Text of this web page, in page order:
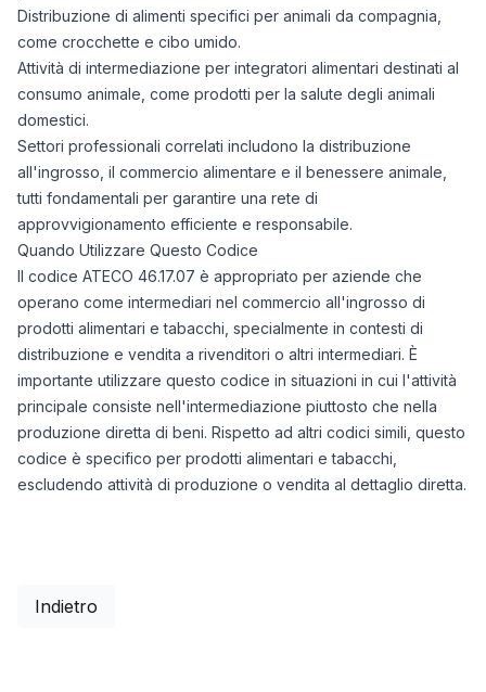
Distribuzione di alimenti specifici per animali da compagnia,
come crocchette e cibo umido.
Attività di intermediazione per integratori alimentari destinati al
consumo animale, come prodotti per la salute degli animali
domestici.
Settori professionali correlati includono la distribuzione
all'ingrosso, il commercio alimentare e il benessere animale,
tutti fondamentali per garantire una rete di
approvvigionamento efficiente e responsabile.
Quando Utilizzare Questo Codice
Il codice ATECO 46.17.07 è appropriato per aziende che
operano come intermediari nel commercio all'ingrosso di
prodotti alimentari e tabacchi, specialmente in contesti di
distribuzione e vendita a rivenditori o altri intermediari. È
importante utilizzare questo codice in situazioni in cui l'attività
principale consiste nell'intermediazione piuttosto che nella
produzione diretta di beni. Rispetto ad altri codici simili, questo
codice è specifico per prodotti alimentari e tabacchi,
escludendo attività di produzione o vendita al dettaglio diretta.
Indietro